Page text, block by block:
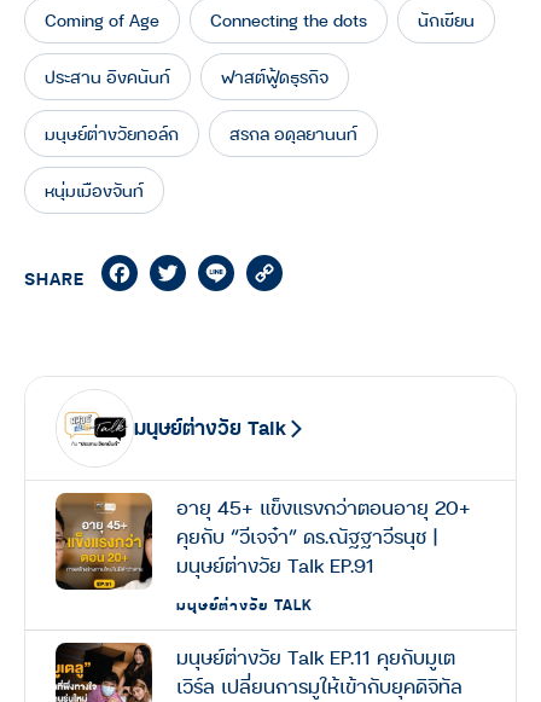
Coming of Age Connecting the dots นักเขียน
ประสาน อิงคนันท์ ฟาสต์ฟู้ดธุรกิจ
มนุษย์ต่างวัยทอล์ก สรกล อดุลยานนท์
หนุ่มเมืองจันท์
SHARE FacebookTwitterLine
มนุษย์ต่างวัย Talk
อายุ 45+ แข็งแรงกว่าตอนอายุ 20+
คุยกับ “วีเจจ๋า” ดร.ณัฐฐาวีรนุช |
มนุษย์ต่างวัย Talk EP.91
มนุษย์ต่างวัย TALK
มนุษย์ต่างวัย Talk EP.11 คุยกับมูเต
เวิร์ล เปลี่ยนการมูให้เข้ากับยุคดิจิทัล